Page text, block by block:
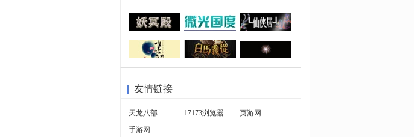
友情链接
天龙八部 17173浏览器
页游网
手游网